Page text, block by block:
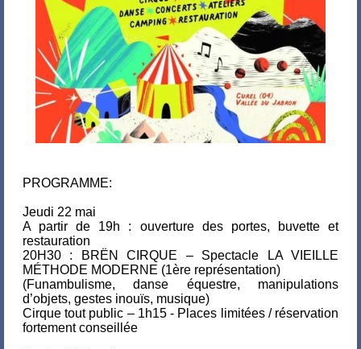
PROGRAMME:
Jeudi 22 mai
A partir de 19h : ouverture des portes, buvette et
restauration​
20H30 : BRËN CIRQUE – Spectacle LA VIEILLE
MÉTHODE MODERNE (1ère représentation)
(Funambulisme, danse équestre, manipulations
d’objets, gestes inouïs, musique)
Cirque tout public – 1h15 - Places limitées / réservation
fortement conseillée